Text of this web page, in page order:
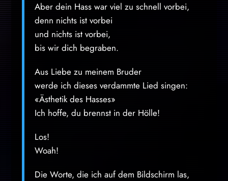
Aber dein Hass war viel zu schnell vorbei,
denn nichts ist vorbei
und nichts ist vorbei,
bis wir dich begraben.
Aus Liebe zu meinem Bruder
werde ich dieses verdammte Lied singen:
«Ästhetik des Hasses»
Ich hoffe, du brennst in der Hölle!
Los!
Woah!
Die Worte, die ich auf dem Bildschirm las,